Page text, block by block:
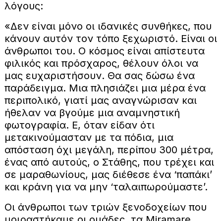
λόγους:
«Δεν είναι μόνο οι ιδανικές συνθήκες, που
κάνουν αυτόν τον τόπο ξεχωριστό. Είναι οι
άνθρωποι του. Ο κόσμος είναι απίστευτα
φιλικός και πρόσχαρος, θέλουν όλοι να
μας ευχαριστήσουν. Θα σας δώσω ένα
παράδειγμα. Μια πλησιάζει μια μέρα ένα
περιπολικό, γιατί μας αναγνώρισαν και
ήθελαν να βγούμε μια αναμνηστική
φωτογραφία. Ε, όταν είδαν ότι
μετακινούμασταν με τα πόδια, μια
απόσταση όχι μεγάλη, περίπου 300 μέτρα,
ένας από αυτούς, ο Στάθης, που τρέχει και
σε μαραθωνίους, μας διέθεσε ένα ‘παπάκι’
και κράνη για να μην ‘ταλαιπωρούμαστε’.
Οι άνθρωποι των τριών ξενοδοχείων που